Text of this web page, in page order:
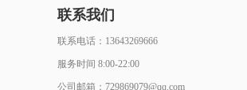
计算机网络设备及配件
商用空调及配件
联系我们
联系电话：13643269666
服务时间 8:00-22:00
公司邮箱：729869079@qq.com